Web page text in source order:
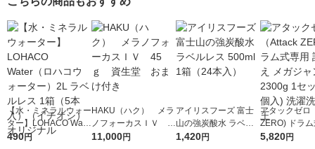
【水・ミネラルウォー
ター】LOHACO Wate
r（ロハコウォータ
490円
HAKU（ハク） メラ
ノフォーカスＩＶ 4
5ｇ 資生堂 おまけ
11,000円
アイリスフーズ 富士
山の強炭酸水 ラベル
レス 500ml 1箱（24
1,420円
アタックゼロ
ZERO) ドラ
詰め替え メガ
5,820円